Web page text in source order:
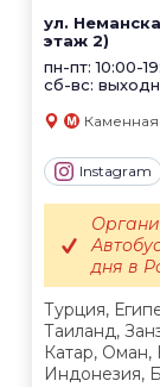
ул.
этаж 2)
пн-пт: 10:00-
сб-вс:
Instagram
Турция,
Таиланд,
Катар, Оман,
Индонезия,
дня в